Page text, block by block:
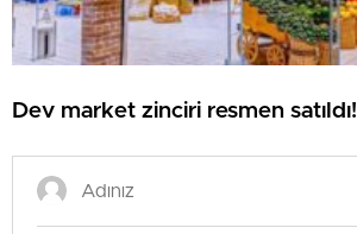
Dev market zinciri resmen satıldı!